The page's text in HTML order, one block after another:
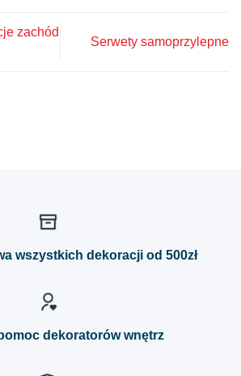
zachód
Serwety samoprzylepne
wszystkich dekoracji od 500zł
dekoratorów wnętrz